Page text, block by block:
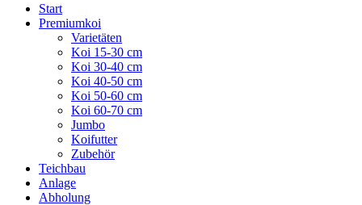
Start
Premiumkoi
Varietäten
Koi 15-30 cm
Koi 30-40 cm
Koi 40-50 cm
Koi 50-60 cm
Koi 60-70 cm
Jumbo
Koifutter
Zubehör
Teichbau
Anlage
Abholung